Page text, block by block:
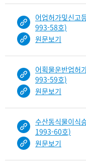
어업허가및신고
993-58호)
원문보기
어획물운반업허
993-59호)
원문보기
수산동식물이식
1993-60호)
원문보기